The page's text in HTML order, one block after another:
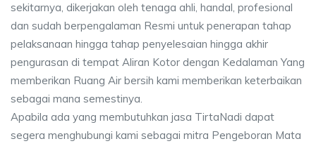
sekitarnya, dikerjakan oleh tenaga ahli, handal, profesional
dan sudah berpengalaman Resmi untuk penerapan tahap
pelaksanaan hingga tahap penyelesaian hingga akhir
pengurasan di tempat Aliran Kotor dengan Kedalaman Yang
memberikan Ruang Air bersih kami memberikan keterbaikan
sebagai mana semestinya.
Apabila ada yang membutuhkan jasa TirtaNadi dapat
segera menghubungi kami sebagai mitra Pengeboran Mata